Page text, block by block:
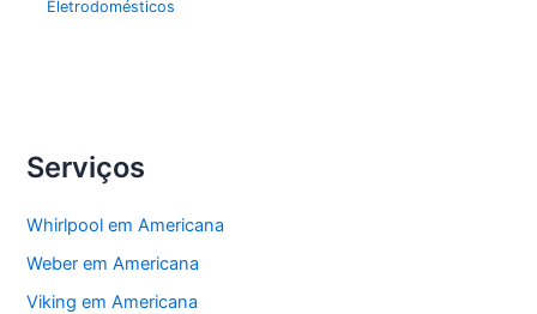
Eletrodomésticos
Serviços
Whirlpool em Americana
Weber em Americana
Viking em Americana